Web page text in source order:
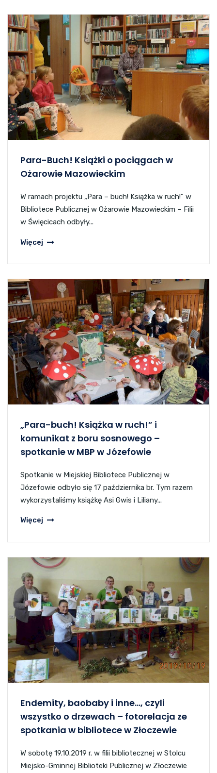
Para-Buch! Książki o pociągach w
Ożarowie Mazowieckim
W ramach projektu „Para – buch! Książka w ruch!” w
Bibliotece Publicznej w Ożarowie Mazowieckim – Filii
w Święcicach odbyły...
Więcej
„Para-buch! Książka w ruch!” i
komunikat z boru sosnowego –
spotkanie w MBP w Józefowie
Spotkanie w Miejskiej Bibliotece Publicznej w
Józefowie odbyło się 17 października br. Tym razem
wykorzystaliśmy książkę Asi Gwis i Liliany...
Więcej
Endemity, baobaby i inne…, czyli
wszystko o drzewach – fotorelacja ze
spotkania w bibliotece w Złoczewie
W sobotę 19.10.2019 r. w filii bibliotecznej w Stolcu
Miejsko-Gminnej Biblioteki Publicznej w Złoczewie